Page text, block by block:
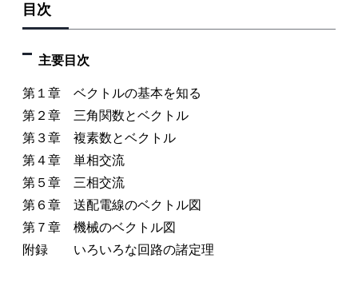
目次
主要目次
第１章 ベクトルの基本を知る
第２章 三角関数とベクトル
第３章 複素数とベクトル
第４章 単相交流
第５章 三相交流
第６章 送配電線のベクトル図
第７章 機械のベクトル図
附録 いろいろな回路の諸定理